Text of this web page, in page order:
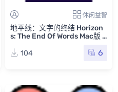
休闲益智
地平线：文字的终结 Horizon
s: The End Of Words Mac版 F
104
6